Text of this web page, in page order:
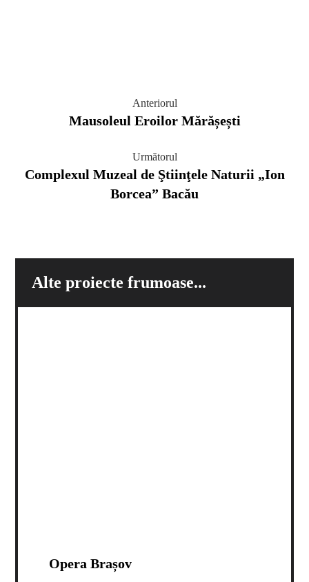
Anteriorul
Mausoleul Eroilor Mărășești
Următorul
Complexul Muzeal de Ştiinţele Naturii „Ion
Borcea” Bacău
Alte proiecte frumoase...
Opera Brașov